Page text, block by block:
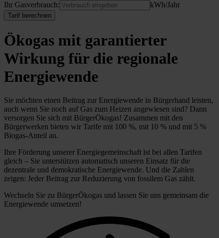
Ihr Gasverbrauch: kWh/Jahr
Tarif berechnen
Ökogas mit garantierter
Wirkung für die regionale
Energiewende
Sie möchten einen Beitrag zur Energiewende in Bürgerhand leisten,
auch wenn Sie noch auf Gas zum Heizen angewiesen sind? Dann
versorgen Sie sich mit BürgerÖkogas! Zusammen mit den
Bürgerwerken bieten wir Tarife mit 100 %, mit 10 % und mit 5 %
Biogas-Anteil an.
Ihre Förderung unserer Energiegemeinschaft ist bei allen Tarifen
gleich – Sie unterstützen automatisch unseren Einsatz für die
dezentrale und demokratische Energiewende. Und die Zahlen
zeigen: Jeder Beitrag zur Reduzierung von fossilem Gas zählt.
Wechseln Sie zu BürgerÖkogas und lassen Sie uns gemeinsam die
Energiewende umsetzen!